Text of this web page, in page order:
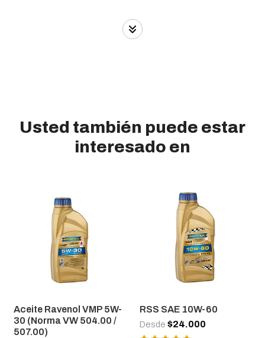
Usted también puede estar
interesado en
Aceite Ravenol VMP 5W-
30 (Norma VW 504.00 /
507.00)
RSS SAE 10W-60
Desde $24.000